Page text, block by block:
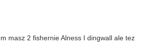
masz 2 fishernie Alness I dingwall ale tez